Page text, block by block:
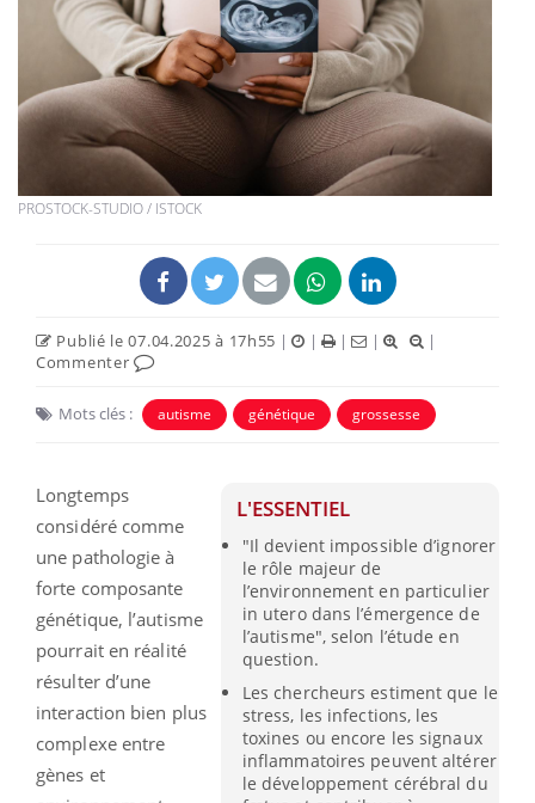
PROSTOCK-STUDIO / ISTOCK
Publié le 07.04.2025 à 17h55 | | | |
|
Commenter
Mots clés : autisme génétique grossesse
L'ESSENTIEL
"Il devient impossible d’ignorer
le rôle majeur de
l’environnement en particulier
in utero dans l’émergence de
l’autisme", selon l’étude en
question.
Les chercheurs estiment que le
stress, les infections, les
toxines ou encore les signaux
inflammatoires peuvent altérer
le développement cérébral du
Longtemps
considéré comme
une pathologie à
forte composante
génétique, l’autisme
pourrait en réalité
résulter d’une
interaction bien plus
complexe entre
gènes et